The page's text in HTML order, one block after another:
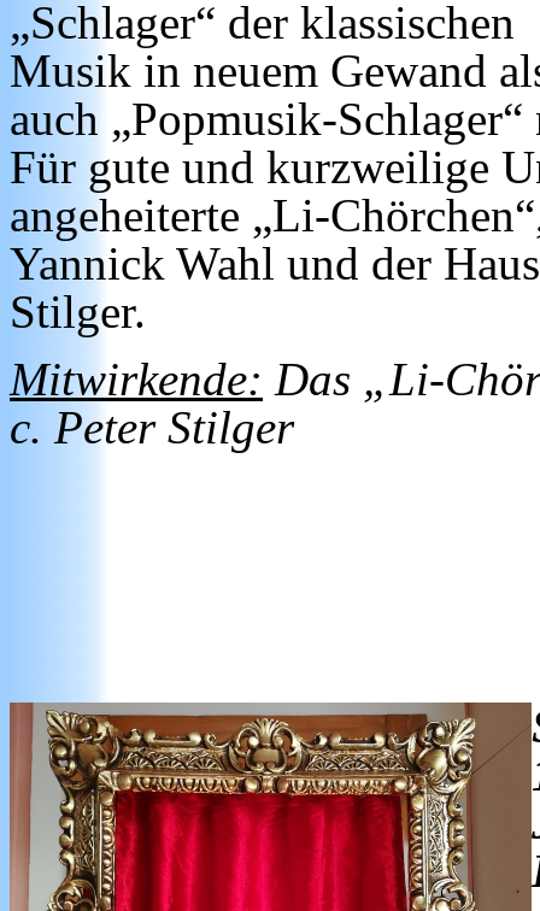
„Schlager“ der klassischen
Musik in neuem Gewand
auch „Popmusik-
Für gute und kurzweilige
angeheiterte „Li-
Yannick Wahl und der
Stilger.
Mitwirkende: Das „Li-
c. Peter Stilger